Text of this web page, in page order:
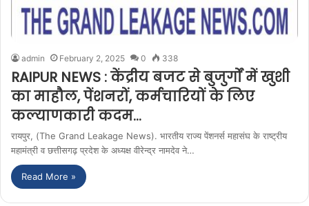
admin February 2, 2025 0 338
RAIPUR NEWS : केंद्रीय बजट से बुजुर्गों में खुशी
का माहौल, पेंशनरों, कर्मचारियों के लिए
कल्याणकारी कदम…
रायपुर, (The Grand Leakage News). भारतीय राज्य पेंशनर्स महासंघ के राष्ट्रीय
महामंत्री व छत्तीसगढ़ प्रदेश के अध्यक्ष वीरेन्द्र नामदेव ने…
Read More »